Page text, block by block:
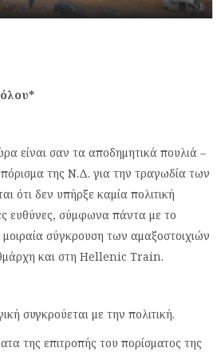
είναι σαν τα αποδημητικά πουλιά –
της Ν.Δ. για την τραγωδία των
ότι δεν υπήρξε καμία πολιτική
ευθύνες, σύμφωνα πάντα με το
σύγκρουση των αμαξοστοιχιών
και στη Hellenic Train.
συγκρούεται με την πολιτική.
της επιτροπής του πορίσματος της